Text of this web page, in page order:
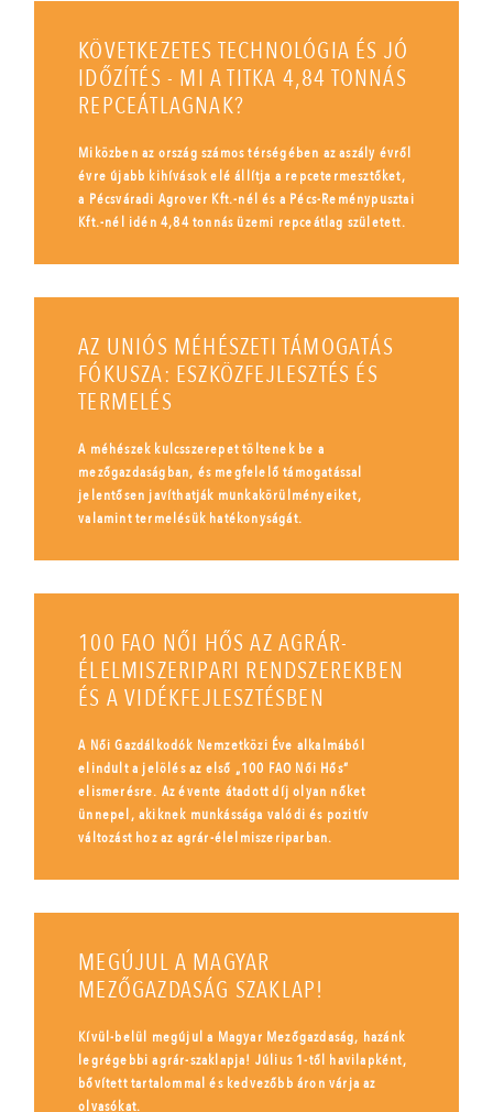
KÖVETKEZETES TECHNOLÓGIA ÉS JÓ
IDŐZÍTÉS - MI A TITKA 4,84 TONNÁS
REPCEÁTLAGNAK?
Miközben az ország számos térségében az aszály évről
évre újabb kihívások elé állítja a repcetermesztőket,
a Pécsváradi Agrover Kft.-nél és a Pécs-Reménypusztai
Kft.-nél idén 4,84 tonnás üzemi repceátlag született.
AZ UNIÓS MÉHÉSZETI TÁMOGATÁS
FÓKUSZA: ESZKÖZFEJLESZTÉS ÉS
TERMELÉS
A méhészek kulcsszerepet töltenek be a
mezőgazdaságban, és megfelelő támogatással
jelentősen javíthatják munkakörülményeiket,
valamint termelésük hatékonyságát.
100 FAO NŐI HŐS AZ AGRÁR-
ÉLELMISZERIPARI RENDSZEREKBEN
ÉS A VIDÉKFEJLESZTÉSBEN
A Női Gazdálkodók Nemzetközi Éve alkalmából
elindult a jelölés az első „100 FAO Női Hős”
elismerésre. Az évente átadott díj olyan nőket
ünnepel, akiknek munkássága valódi és pozitív
változást hoz az agrár-élelmiszeriparban.
MEGÚJUL A MAGYAR
MEZŐGAZDASÁG SZAKLAP!
Kívül-belül megújul a Magyar Mezőgazdaság, hazánk
legrégebbi agrár-szaklapja! Július 1-től havilapként,
bővített tartalommal és kedvezőbb áron várja az
olvasókat.